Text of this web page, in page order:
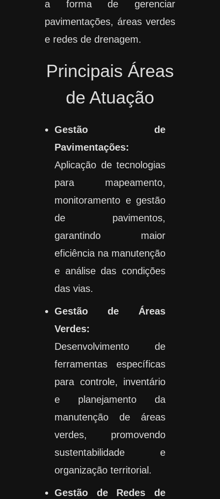
a forma de gerenciar
pavimentações, áreas verdes
e redes de drenagem.
Principais Áreas
de Atuação
Gestão de
Pavimentações:
Aplicação de tecnologias
para mapeamento,
monitoramento e gestão
de pavimentos,
garantindo maior
eficiência na manutenção
e análise das condições
das vias.
Gestão de Áreas
Verdes:
Desenvolvimento de
ferramentas específicas
para controle, inventário
e planejamento da
manutenção de áreas
verdes, promovendo
sustentabilidade e
organização territorial.
Gestão de Redes de